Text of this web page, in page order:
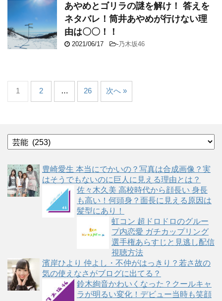
あやめとゴリラの謎を解け！ 答えを
ネタバレ！筒井あやめが行けない理
由は〇〇！！
2021/06/17 -乃木坂46
1 2 … 26 次へ »
カ
テ
リ
ー
豊崎愛生 本当にでかいの？写真は合成画像？実
はそうでもないのに巨人に見える理由とは？
佐々木久美 高校時代から顔長い 身長
も高い！何頭身？面長に見える原因は
髪型にあり！
虹コン 超ドロドロのグルー
プ内恋愛 ガチカップリング
選手権あらすじと見逃し配信
視聴方法
濱岸ひより 仲よし・不仲がはっきり？若さ故の
気の使えなさがブログに出てる？
鈴木絢音かわいくなった？クールキャ
ラが明るい変化！デビュー当時も笑顔